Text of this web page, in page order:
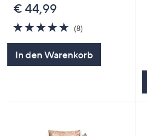
€ 44,99
4.6
von
(8)8
In den Warenkorb